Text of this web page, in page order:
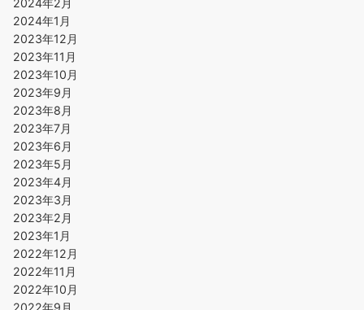
2024年2月
2024年1月
2023年12月
2023年11月
2023年10月
2023年9月
2023年8月
2023年7月
2023年6月
2023年5月
2023年4月
2023年3月
2023年2月
2023年1月
2022年12月
2022年11月
2022年10月